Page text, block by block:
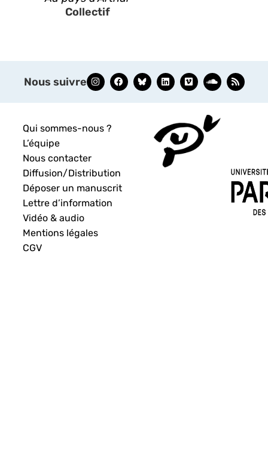
Collectif
Nous suivre
Qui sommes-nous ?
L’équipe
Nous contacter
Diffusion/Distribution
Déposer un manuscrit
Lettre d’information
Vidéo & audio
Mentions légales
CGV